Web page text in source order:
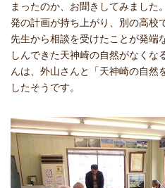
まったのか、お聞きしてみました
発の計画が持ち上がり、別の高校
先生から相談を受けたことが発端
しんできた天神崎の自然がなくな
んは、外山さんと「天神崎の自然
したそうです。